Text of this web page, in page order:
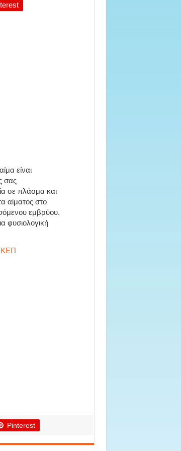
είναι
σας
σε πλάσμα και
αίματος στο
εμβρύου.
φυσιολογική
ΚΕΠ
Pinterest